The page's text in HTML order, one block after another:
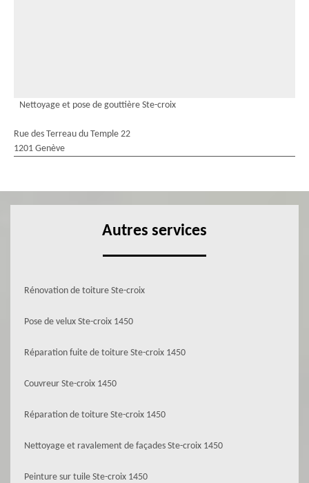
Nettoyage et pose de gouttière Ste-croix
Rue des Terreau du Temple 22
1201 Genève
Autres services
Rénovation de toiture Ste-croix
Pose de velux Ste-croix 1450
Réparation fuite de toiture Ste-croix 1450
Couvreur Ste-croix 1450
Réparation de toiture Ste-croix 1450
Nettoyage et ravalement de façades Ste-croix 1450
Peinture sur tuile Ste-croix 1450